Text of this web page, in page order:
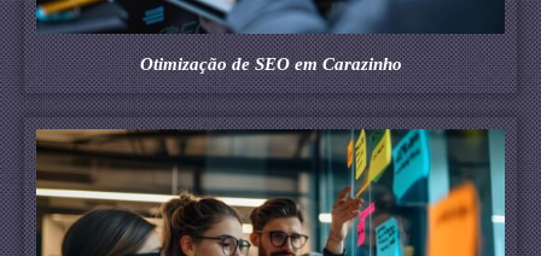
Otimização de SEO em Carazinho